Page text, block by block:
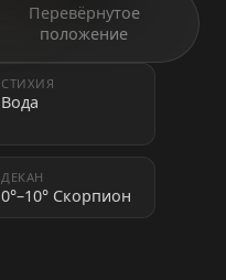
Перевёрнутое
положение
СТИХИЯ
Вода
ДЕКАН
0°–10° Скорпион